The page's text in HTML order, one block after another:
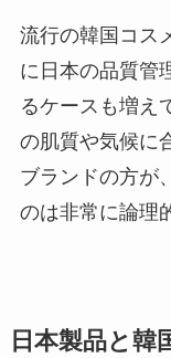
流行の韓国コス
に日本の品質管
るケースも増え
の肌質や気候に
ブランドの方が
のは非常に論理
日本製品と韓